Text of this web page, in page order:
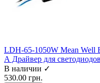
LDH-65-1050W Mean Well
А Драйвер для
В наличии ✓
530.00 грн.